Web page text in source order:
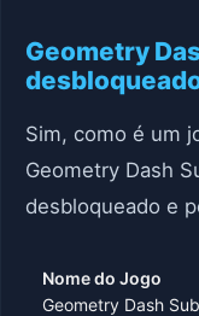
Geometry
Sim, como é um
Geometry Dash
desbloqueado e
Nome do Jogo
Geometry Dash